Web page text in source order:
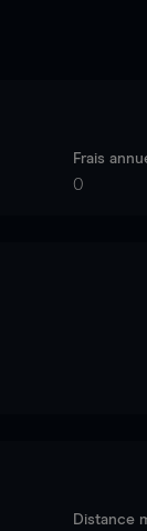
Frais
0
Distance